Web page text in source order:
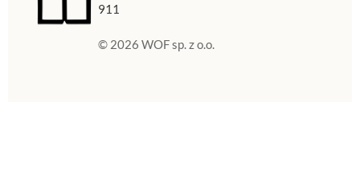
911
© 2026 WOF sp. z o.o.